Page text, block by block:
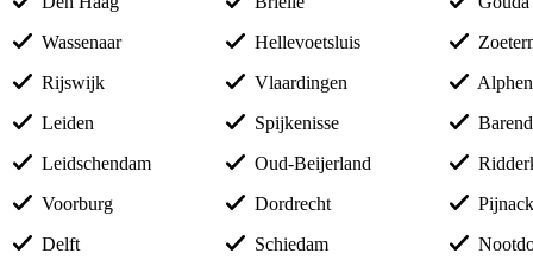
Wassenaar
Rijswijk
Leiden
Leidschendam
Voorburg
Delft
Hellevoetsluis
Vlaardingen
Spijkenisse
Oud-Beijerland
Dordrecht
Schiedam